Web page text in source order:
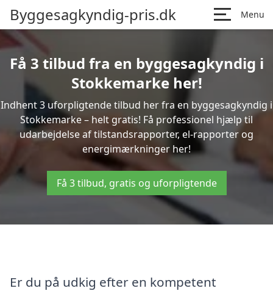
Byggesagkyndig-pris.dk Menu
Få 3 tilbud fra en byggesagkyndig i
Stokkemarke her!
Indhent 3 uforpligtende tilbud her fra en byggesagkyndig i
Stokkemarke – helt gratis! Få professionel hjælp til
udarbejdelse af tilstandsrapporter, el-rapporter og
energimærkninger her!
Få 3 tilbud, gratis og uforpligtende
Er du på udkig efter en kompetent